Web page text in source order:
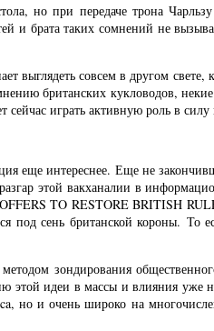
но при передаче трона
и брата таких сомнений не
выглядеть совсем в другом свете,
британских кукловодов,
играть активную роль в силу
еще интереснее. Еще не
этой вакханалии в
TO RESTORE BRITISH
под сень британской короны. То
зондирования
этой идеи в массы и влияния уже
но и очень широко на